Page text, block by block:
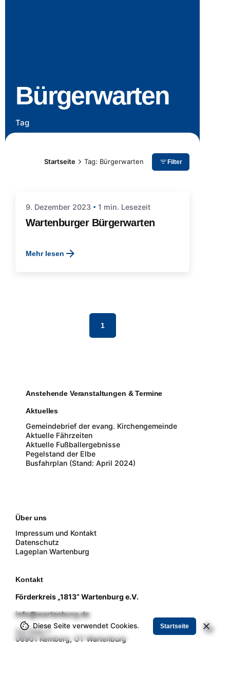
Bürgerwarten
Tag
Startseite Tag: Bürgerwarten Filter
9. Dezember 2023 1 min. Lesezeit
Wartenburger Bürgerwarten
Mehr lesen
1
Anstehende Veranstaltungen & Termine
Aktuelles
Gemeindebrief der evang. Kirchengemeinde
Aktuelle Fährzeiten
Aktuelle Fußballergebnisse
Pegelstand der Elbe
Busfahrplan (Stand: April 2024)
Über uns
Impressum und Kontakt
Datenschutz
Lageplan Wartenburg
Kontakt
Förderkreis „1813“ Wartenburg e.V.
info@wartenburg.de
Zur Elbe 7
06901 Kemberg, OT Wartenburg
Diese Seite verwendet Cookies. Startseite